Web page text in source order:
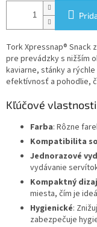
Tork Xpressnap® Snack
pre prevádzky s nižším
kaviarne, stánky a
efektívnosť a pohodlie,
Kľúčové
Farba: Rôzne
Kompatibilita
Jednorazové
vydávanie
Kompaktný
miesta, čím je
Hygienické:
zabezpečuje